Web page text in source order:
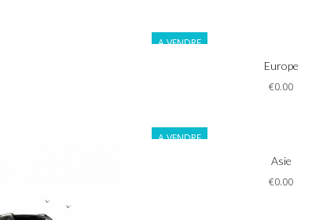
A VENDRE
Informations
Europe
€0.00
A VENDRE
Informations
Asie
€0.00